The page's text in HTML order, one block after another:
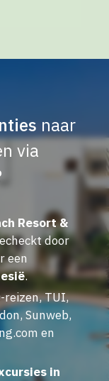
naar
via
Resort &
door
een
.
reizen, TUI,
Sunweb,
en
in